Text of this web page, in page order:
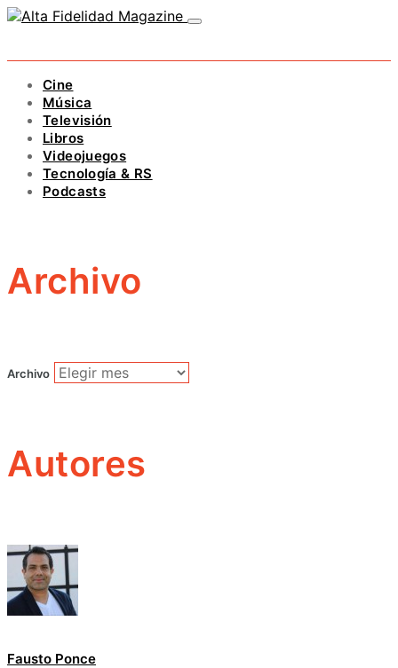
Cine
Música
Televisión
Libros
Videojuegos
Tecnología & RS
Podcasts
Archivo
Archivo
Autores
Fausto Ponce